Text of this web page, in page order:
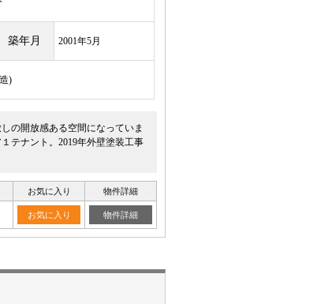
築年月 2001年5月
)
の開放感ある空間になっていま
テナント。2019年外壁塗装工事
お気に入り 物件詳細
お気に入り 物件詳細